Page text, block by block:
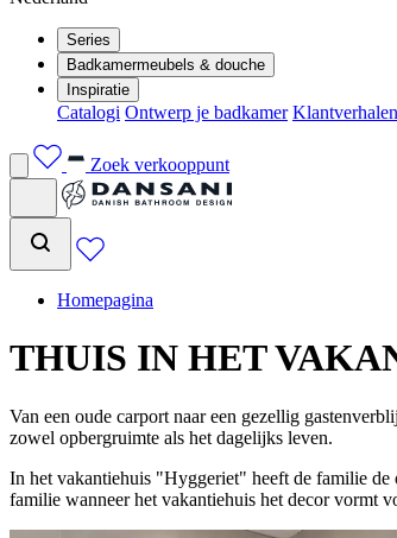
Series
Badkamermeubels & douche
Inspiratie
Catalogi Ontwerp je badkamer Klantverhalen
Zoek verkooppunt
Homepagina
THUIS IN HET
Van een oude carport naar een gezellig
zowel opbergruimte als het dagelijks leven.
In het vakantiehuis "Hyggeriet" heeft de familie
familie wanneer het vakantiehuis het decor vormt